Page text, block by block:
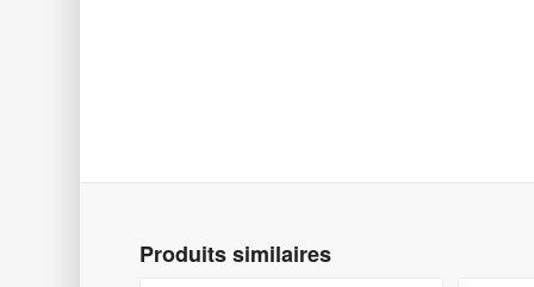
Produits similaires